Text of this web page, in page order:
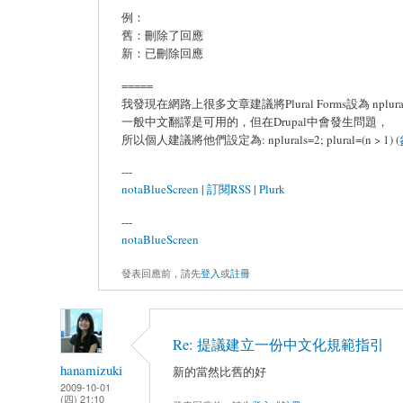
例：
舊：刪除了回應
新：已刪除回應
=====
我發現在網路上很多文章建議將Plural Forms設為
一般中文翻譯是可用的，但在Drupal中會發生問題，
所以個人建議將他們設定為: nplurals=2; plural=(n > 1) (
---
notaBlueScreen | 訂閱RSS| Plurk
---
notaBlueScreen
發表回應前，請先登入或註冊
hanamizuki
2009-10-01
(四) 21:10
Re: 提議建立一份中文化規範指引
新的當然比舊的好